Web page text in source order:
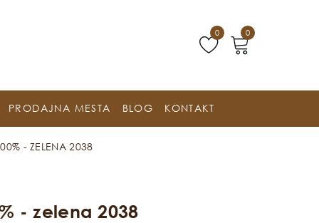
0 0
PRODAJNA MESTA BLOG KONTAKT
- ZELENA 2038
- zelena 2038